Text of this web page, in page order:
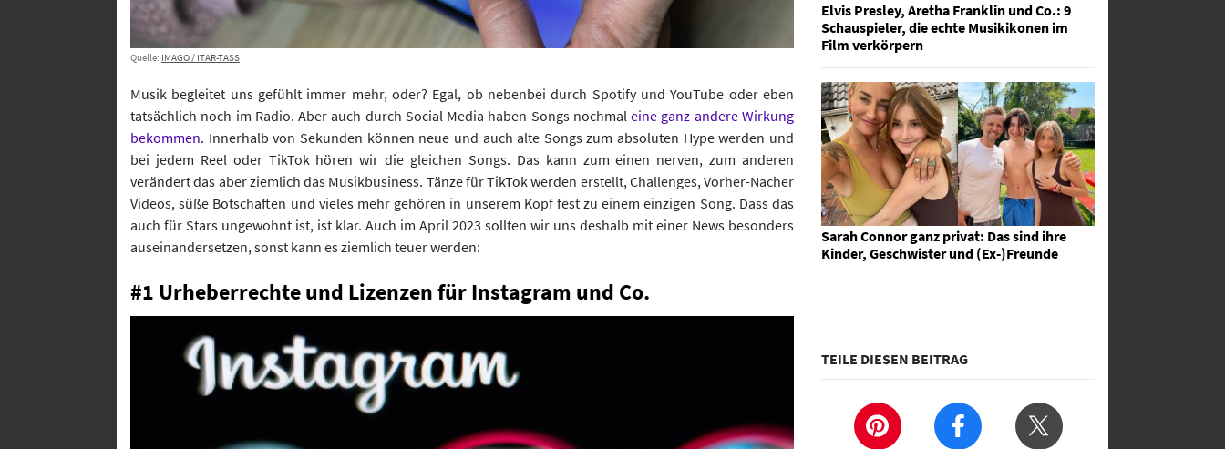
Quelle: IMAGO / ITAR-TASS
Musik begleitet uns gefühlt immer mehr, oder? Egal, ob nebenbei durch Spotify und YouTube oder eben
tatsächlich noch im Radio. Aber auch durch Social Media haben Songs nochmaleine ganz andere Wirkung
bekommen. Innerhalb von Sekunden können neue und auch alte Songs zum absoluten Hype werden und
bei jedem Reel oder TikTok hören wir die gleichen Songs. Das kann zum einen nerven, zum anderen
verändert das aber ziemlich das Musikbusiness. Tänze für TikTok werden erstellt, Challenges, Vorher-Nacher
Videos, süße Botschaften und vieles mehr gehören in unserem Kopf fest zu einem einzigen Song. Dass das
auch für Stars ungewohnt ist, ist klar. Auch im April 2023 sollten wir uns deshalb mit einer News besonders
auseinandersetzen, sonst kann es ziemlich teuer werden:
#1 Urheberrechte und Lizenzen für Instagram und Co.
Elvis Presley, Aretha Franklin und Co.: 9
Schauspieler, die echte Musikikonen im
Film verkörpern
Sarah Connor ganz privat: Das sind ihre
Kinder, Geschwister und (Ex-)Freunde
TEILE DIESEN BEITRAG